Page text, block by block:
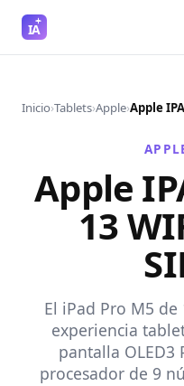
IA
Inicio›Tablets›Apple›
Apple
13
El iPad Pro M5
experiencia
pantalla
procesador de 9